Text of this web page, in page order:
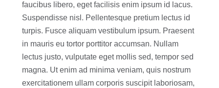
faucibus libero, eget facilisis enim ipsum id lacus.
Suspendisse nisl. Pellentesque pretium lectus id
turpis. Fusce aliquam vestibulum ipsum. Praesent
in mauris eu tortor porttitor accumsan. Nullam
lectus justo, vulputate eget mollis sed, tempor sed
magna. Ut enim ad minima veniam, quis nostrum
exercitationem ullam corporis suscipit laboriosam,